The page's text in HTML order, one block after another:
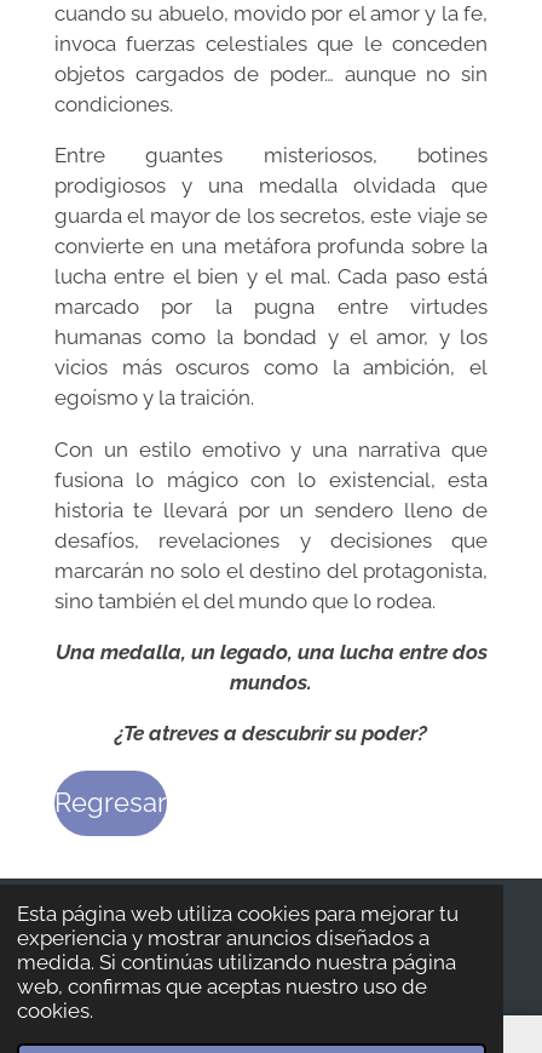
Esta página web utiliza cookies para mejorar tu
experiencia y mostrar anuncios diseñados a
medida. Si continúas utilizando nuestra página
web, confirmas que aceptas nuestro uso de
cookies.
cuando su abuelo, movido por el amor y la fe,
invoca fuerzas celestiales que le conceden
objetos cargados de poder… aunque no sin
condiciones.
Entre guantes misteriosos, botines
prodigiosos y una medalla olvidada que
guarda el mayor de los secretos, este viaje se
convierte en una metáfora profunda sobre la
lucha entre el bien y el mal. Cada paso está
marcado por la pugna entre virtudes
humanas como la bondad y el amor, y los
vicios más oscuros como la ambición, el
egoísmo y la traición.
Con un estilo emotivo y una narrativa que
fusiona lo mágico con lo existencial, esta
historia te llevará por un sendero lleno de
desafíos, revelaciones y decisiones que
marcarán no solo el destino del protagonista,
sino también el del mundo que lo rodea.
Una medalla, un legado, una lucha entre dos
mundos.
¿Te atreves a descubrir su poder?
Regresar
© 2024 Fundación sin Miedo a la Vida AC